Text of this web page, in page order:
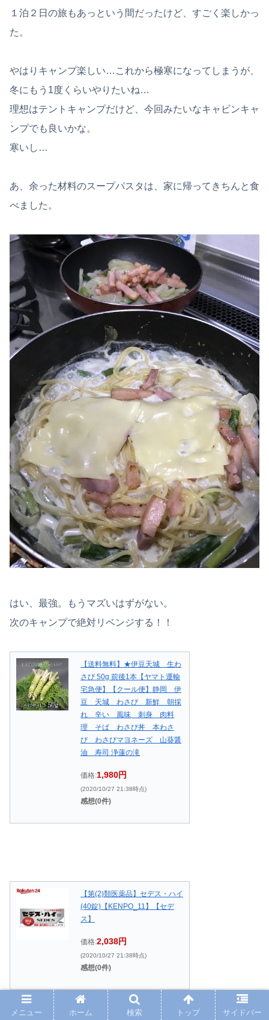
１泊２日の旅もあっという間だったけど、すごく楽しかっ
た。
やはりキャンプ楽しい…これから極寒になってしまうが、
冬にもう1度くらいやりたいね…
理想はテントキャンプだけど、今回みたいなキャビンキャ
ンプでも良いかな。
寒いし…
あ、余った材料のスープパスタは、家に帰ってきちんと食
べました。
はい、最強。もうマズいはずがない。
次のキャンプで絶対リベンジする！！
【送料無料】★伊豆天城 生わ
さび 50g 前後1本【ヤマト運輸
宅急便】【クール便】静岡 伊
豆 天城 わさび 新鮮 朝採
れ 辛い 風味 刺身 肉料
理 そば わさび丼 本わさ
び わさびマヨネーズ 山葵醤
油 寿司 浄蓮の滝
価格:1,980円
(2020/10/27 21:38時点)
感想(0件)
【第(2)類医薬品】セデス・ハイ
(40錠)【KENPO_11】【セデ
ス】
価格:2,038円
(2020/10/27 21:38時点)
感想(0件)
メニュー ホーム 検索 トップ サイドバー